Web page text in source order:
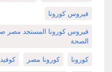
فيروس كورونا
فيروس كورونا المستجد مصر
الصحة
كورونا كورونا مصر كوفيد 19